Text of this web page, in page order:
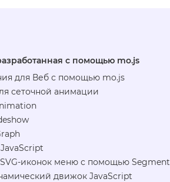
с помощью mo.js
для Веб с помощью mo.js
сеточной анимации
иконок меню с помощью Segment
движок JavaScript